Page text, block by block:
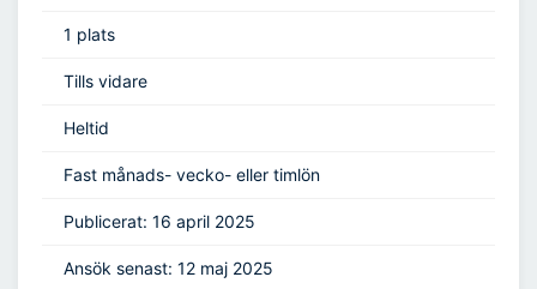
1 plats
Tills vidare
Heltid
Fast månads- vecko- eller timlön
Publicerat: 16 april 2025
Ansök senast: 12 maj 2025